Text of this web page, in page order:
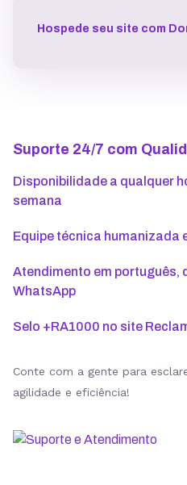
Hospede seu site com
Suporte 24/7 com
Disponibilidade a qualquer
semana
Equipe técnica humanizada
Atendimento em português,
WhatsApp
Selo +RA1000 no site
Conte com a gente para
agilidade e eficiência!